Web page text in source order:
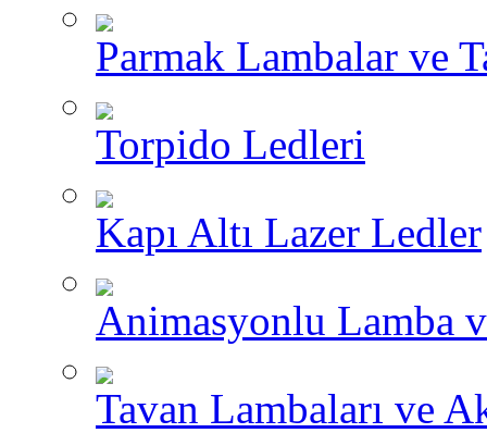
Parmak Lambalar ve
Torpido Ledleri
Kapı Altı Lazer Ledler
Animasyonlu Lamba
Tavan Lambaları ve